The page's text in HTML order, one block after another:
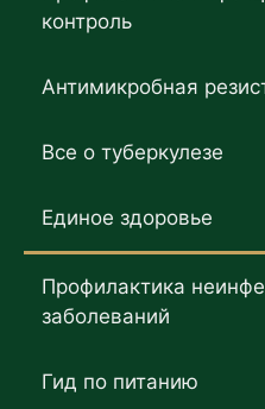
контроль
Антимикробная
Все о туберкулезе
Единое здоровье
Профилактика
заболеваний
Гид по питанию